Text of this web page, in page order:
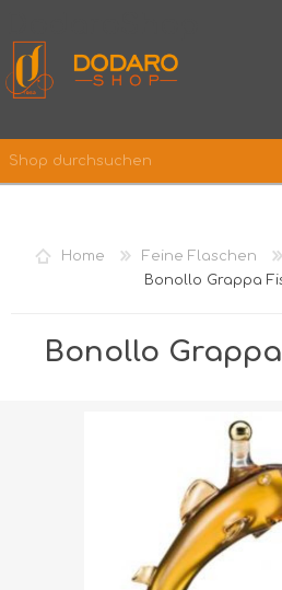
WUNSCHLISTE
Home Feine Flaschen
Bonollo Grappa
Bonollo